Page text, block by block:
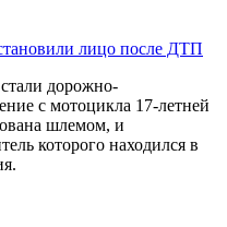
лицо после ДТП
дорожно-
с мотоцикла 17-летней
шлемом, и
которого находился в